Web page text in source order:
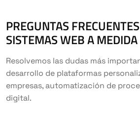
PREGUNTAS
SISTEMAS WEB A MEDIDA
Resolvemos las dudas más
desarrollo de plataformas
empresas, automatización de
digital.